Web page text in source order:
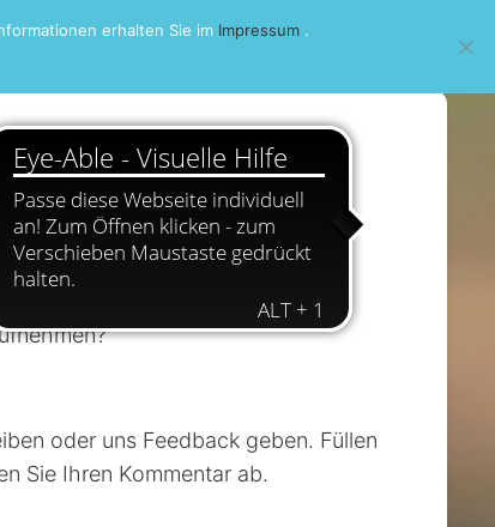
oder uns Feedback geben. Füllen
Sie Ihren Kommentar ab.
erhalten Sie im Impressum .